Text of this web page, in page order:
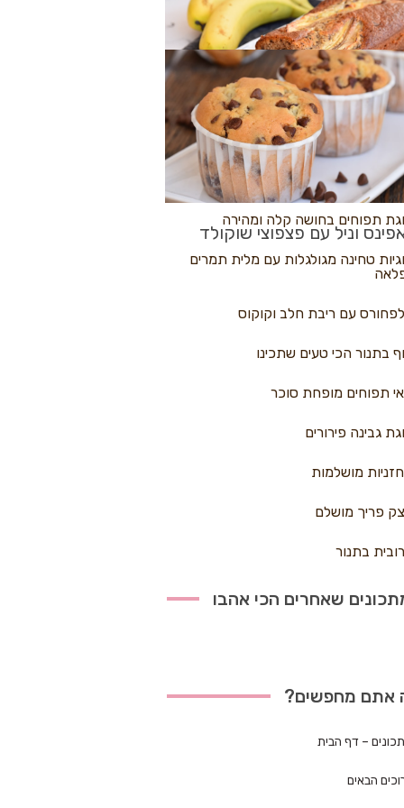
פיצה
בננות
וניל עם פצפוצי שוקולד
נקראים
תפוחים בחושה קלה ומהירה
טחינה מגולגלות עם מלית תמרים
עם ריבת חלב וקוקוס
בתנור הכי טעים שתכינו
תפוחים מופחת סוכר
גבינה פירורים
מושלמות
פריך מושלם
בתנור
שאחרים הכי אהבו
אתם מחפשים?
– דף הבית
הבאים